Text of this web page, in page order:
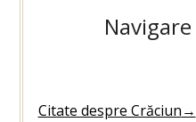
Citate despre Crăciun→